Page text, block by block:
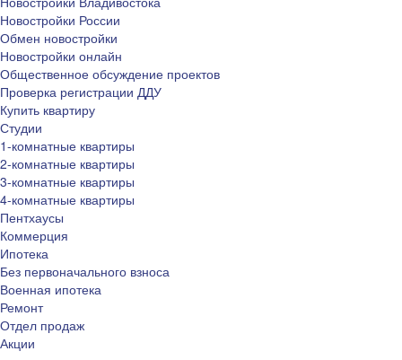
Новостройки России
Обмен новостройки
Новостройки онлайн
Общественное обсуждение проектов
Проверка регистрации ДДУ
Купить квартиру
Студии
1-комнатные квартиры
2-комнатные квартиры
3-комнатные квартиры
4-комнатные квартиры
Пентхаусы
Коммерция
Ипотека
Без первоначального взноса
Военная ипотека
Ремонт
Отдел продаж
Акции